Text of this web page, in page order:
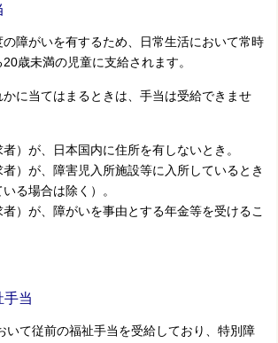
障がいを有するため、日常生活において常時
歳未満の児童に支給されます。
に当てはまるときは、手当は受給できませ
者）が、日本国内に住所を有しないとき。
者）が、障害児入所施設等に入所しているとき
る場合は除く）。
者）が、障がいを事由とする年金等を受けるこ
手当
いて従前の福祉手当を受給しており、特別障